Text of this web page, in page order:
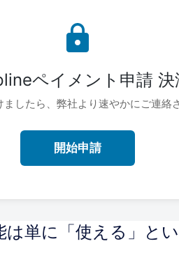
ペイメント申請 決
したら、弊社より速やかにご連絡
開始申請
単に「使える」と